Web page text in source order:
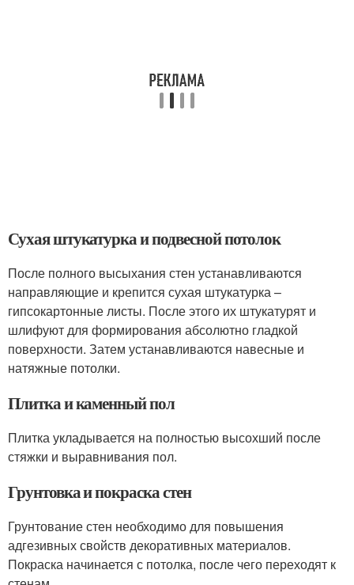
Сухая штукатурка и подвесной потолок
После полного высыхания стен устанавливаются
направляющие и крепится сухая штукатурка –
гипсокартонные листы. После этого их штукатурят и
шлифуют для формирования абсолютно гладкой
поверхности. Затем устанавливаются навесные и
натяжные потолки.
Плитка и каменный пол
Плитка укладывается на полностью высохший после
стяжки и выравнивания пол.
Грунтовка и покраска стен
Грунтование стен необходимо для повышения
адгезивных свойств декоративных материалов.
Покраска начинается с потолка, после чего переходят к